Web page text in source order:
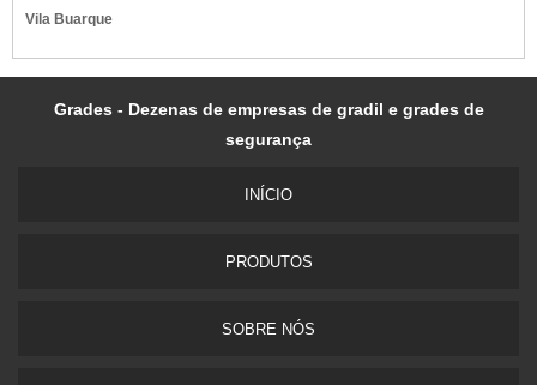
Vila Buarque
Grades - Dezenas de empresas de gradil e grades de
segurança
INÍ­CIO
PRODUTOS
SOBRE NÓS